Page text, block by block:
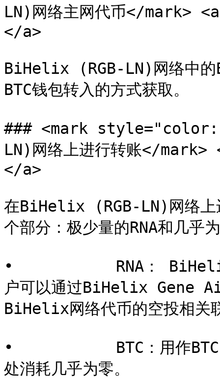
LN)网络主网代币</
</a>
BiHelix (RGB-LN)网络中的
BTC钱包转入的方式获取。
### <mark
LN)网络上进行转账</
</a>
在BiHelix (RGB-LN)网络上
个部分：极少量的RNA和几乎
•           RNA： BiHelix官
户可以通过BiHelix Gene
BiHelix网络代币的空投相关
•           BTC：用作BTC
处消耗几乎为零。